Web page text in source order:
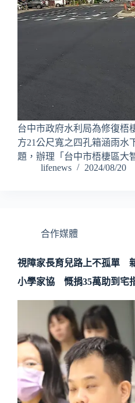
台中市政府水利局為修復梧
方21公尺寬之四孔箱涵雨水
題，辦理「台中市梧棲區大
lifenews
2024/08/20
合作媒體
視障家長育兒路上不孤單
小學家協 慨捐35萬助到宅